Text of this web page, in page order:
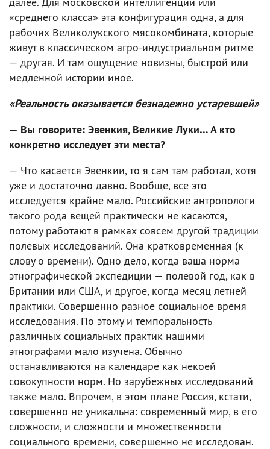
«среднего класса» эта конфигурация одна, а для
рабочих Великолукского мясокомбината, которые
живут в классическом агро-индустриальном ритме
— другая. И там ощущение новизны, быстрой или
медленной истории иное.
«Реальность оказывается безнадежно устаревшей»
— Вы говорите: Эвенкия, Великие Луки… А кто
конкретно исследует эти места?
— Что касается Эвенкии, то я сам там работал, хотя
уже и достаточно давно. Вообще, все это
исследуется крайне мало. Российские антропологи
такого рода вещей практически не касаются,
потому работают в рамках совсем другой традиции
полевых исследований. Она кратковременная (к
слову о времени). Одно дело, когда ваша норма
этнографической экспедиции — полевой год, как в
Британии или США, и другое, когда месяц летней
практики. Совершенно разное социальное время
исследования. По этому и темпоральность
различных социальных практик нашими
этнографами мало изучена. Обычно
останавливаются на календаре как некоей
совокупности норм. Но зарубежных исследований
также мало. Впрочем, в этом плане Россия, кстати,
совершенно не уникальна: современный мир, в его
сложности, и сложности и множественности
социального времени, совершенно не исследован.